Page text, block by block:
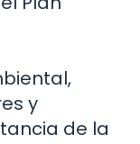
y
de la